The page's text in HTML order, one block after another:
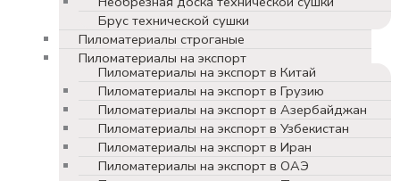
Брус технической сушки
Пиломатериалы строганые
Пиломатериалы на экспорт
Пиломатериалы на экспорт в Китай
Пиломатериалы на экспорт в Грузию
Пиломатериалы на экспорт в Азербайджан
Пиломатериалы на экспорт в Узбекистан
Пиломатериалы на экспорт в Иран
Пиломатериалы на экспорт в ОАЭ